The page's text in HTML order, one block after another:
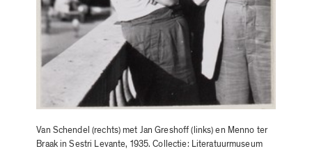
Van Schendel (rechts) met Jan Greshoff (links) en Menno ter
Braak in Sestri Levante, 1935. Collectie: Literatuurmuseum